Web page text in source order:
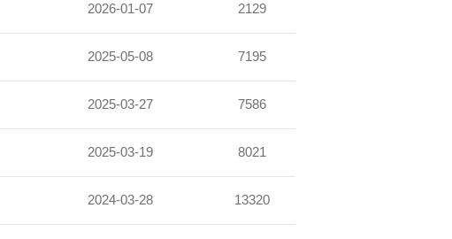
2026-01-07 2129
2025-05-08 7195
2025-03-27 7586
2025-03-19 8021
2024-03-28 13320